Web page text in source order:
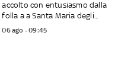
accolto con entusiasmo dalla
folla a a Santa Maria degli...
06 ago - 09:45